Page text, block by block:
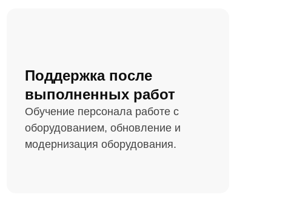
Поддержка после
выполненных работ
Обучение персонала работе с
оборудованием, обновление и
модернизация оборудования.